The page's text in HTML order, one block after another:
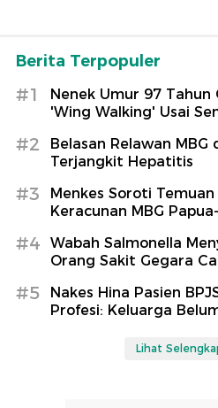
Berita Terpopuler
#1
Nenek Umur 97 Tahun
'Wing Walking' Usai
#2
Belasan Relawan MBG
Terjangkit Hepatitis
#3
Menkes Soroti
Keracunan MBG
#4
Wabah Salmonella
Orang Sakit Gegara
#5
Nakes Hina Pasien
Profesi: Keluarga
Lihat